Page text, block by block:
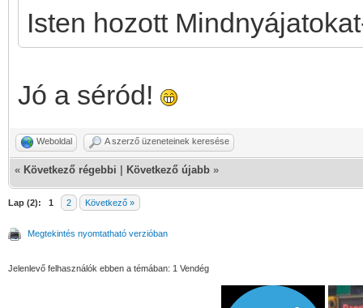
Isten hozott
Jó a séród!
Weboldal A szerző üzeneteinek keresése
« Következő régebbi Következő újabb »
Lap (2): 1 2 Következő »
Megtekintés nyomtatható verzióban
Jelenlevő felhasználók ebben a témában: 1 Vendég